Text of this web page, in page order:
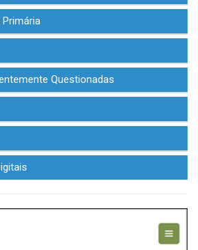
Questionadas